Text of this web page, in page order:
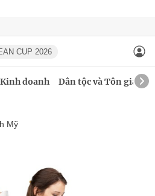
CUP 2026
Kinh doanh Dân tộc và Tôn giáo
Mỹ